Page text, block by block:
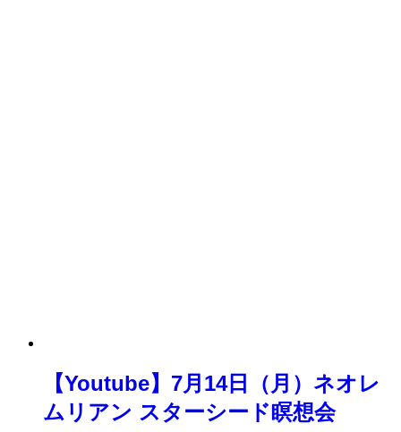
【Youtube】7月14日（月）ネオレ
ムリアン スターシード瞑想会